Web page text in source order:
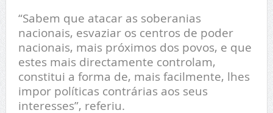
“Sabem que atacar as soberanias
nacionais, esvaziar os centros de poder
nacionais, mais próximos dos povos, e que
estes mais directamente controlam,
constitui a forma de, mais facilmente, lhes
impor políticas contrárias aos seus
interesses”, referiu.